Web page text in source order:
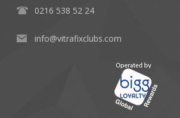
0216 538 52 24
info@vitrafixclubs.com